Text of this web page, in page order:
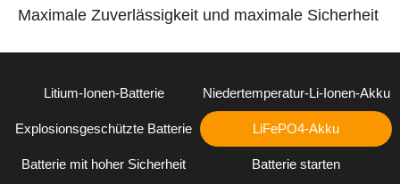
Maximale Zuverlässigkeit und maximale Sicherheit
Litium-Ionen-Batterie Niedertemperatur-Li-Ionen-Akku
Explosionsgeschützte Batterie LiFePO4-Akku
Batterie mit hoher Sicherheit Batterie starten